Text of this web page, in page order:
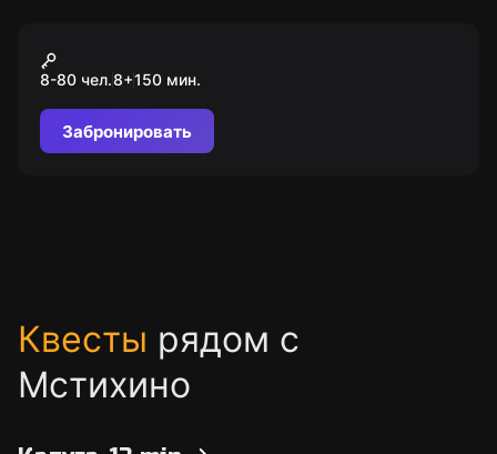
Форт "Крепость"
8-80 чел.8+150 мин.
Забронировать
Квесты рядом с
Мстихино